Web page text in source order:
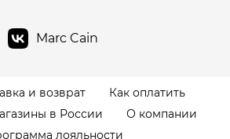
Marc Cain
и возврат
Как оплатить
в России
О компании
лояльности